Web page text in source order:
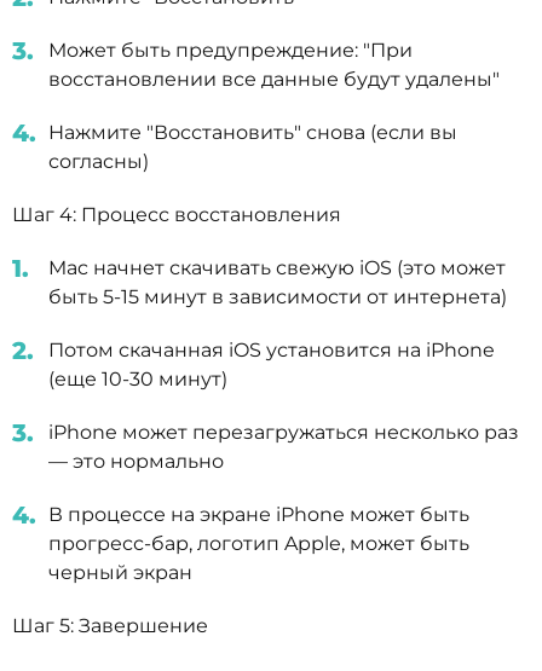
Может быть предупреждение: "При
восстановлении все данные будут удалены"
Нажмите "Восстановить" снова (если вы
согласны)
Шаг 4: Процесс восстановления
Mac начнет скачивать свежую iOS (это может
быть 5-15 минут в зависимости от интернета)
Потом скачанная iOS установится на iPhone
(еще 10-30 минут)
iPhone может перезагружаться несколько раз
— это нормально
В процессе на экране iPhone может быть
прогресс-бар, логотип Apple, может быть
черный экран
Шаг 5: Завершение